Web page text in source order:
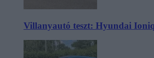
Villanyautó teszt: Hyundai